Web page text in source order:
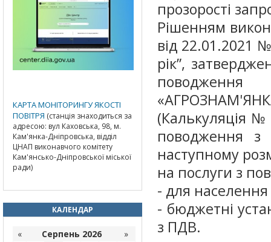
КАРТА МОНІТОРИНГУ ЯКОСТІ
ПОВІТРЯ (станція знаходиться за
адресою: вул Каховська, 98, м.
Кам'янка-Дніпровська, відділ
ЦНАП виконавчого комітету
Кам'янсько-Дніпровської міської
ради)
КАЛЕНДАР
« Серпень 2026 »
прозорості
Рішенням
від 22.01.2021
рік”,
(Калькуляція №
поводження з
наступному
на послуги з
- для
- бюджетні
з ПДВ.